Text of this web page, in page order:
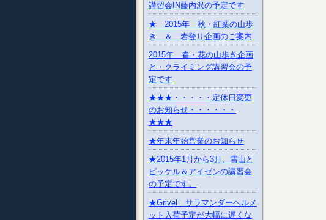
講習会IN藤内沢の予定です
★ 2015年 秋・紅葉の山歩
き ＆ 岩登り企画のご案内
2015年 春・花の山歩き企画
と・クライミング講習会の予
定です
★★★・・・・・定休日変更
のお知らせ・・・・・・
★★★
★年末年始営業のお知らせ
★2015年1月から3月、雪山と
ピッケル＆アイゼンの講習会
の予定です。
★Grivel サラマンダーヘルメ
ット入荷予定が大幅に遅くな